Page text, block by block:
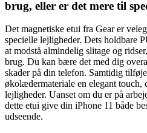
brug, eller er det mere til
Det magnetiske etui fra Gear er
specielle lejligheder. Dets holdbare
at modstå almindelig slitage og
brug. Du kan bære det med dig
skader på din telefon. Samtidig
økolædermateriale en elegant touch,
lejligheder. Uanset om du er på
dette etui give din iPhone 11 både
udseende.